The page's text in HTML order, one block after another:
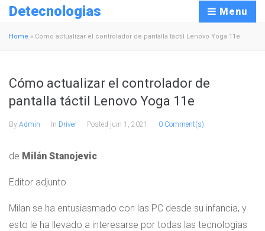
Detecnologias Menu
Home » Cómo actualizar el controlador de pantalla táctil Lenovo Yoga 11e
Cómo actualizar el controlador de
pantalla táctil Lenovo Yoga 11e
By Admin In Driver Posted juin 1, 2021 0 Comment(s)
de Milán Stanojevic
Editor adjunto
Milan se ha entusiasmado con las PC desde su infancia, y
esto le ha llevado a interesarse por todas las tecnologías